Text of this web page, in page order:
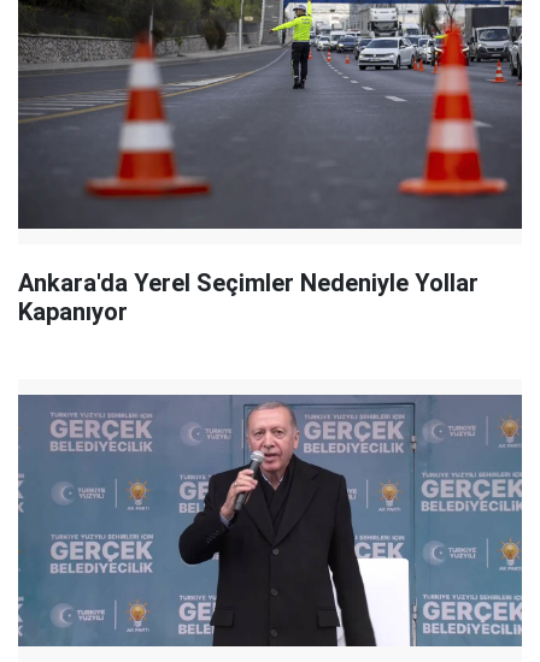
Ankara'da Yerel Seçimler Nedeniyle Yollar
Kapanıyor